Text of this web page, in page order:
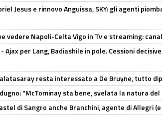
Jesus e rinnovo Anguissa, SKY: gli agenti
vedere Napoli-Celta Vigo in Tv e streaming:
- Ajax per Lang, Badiashile in pole. Cessioni
resta interessato a De Bruyne, tutto
"McTominay sta bene, svelata la natura
di Sangro anche Branchini, agente di Allegri (e